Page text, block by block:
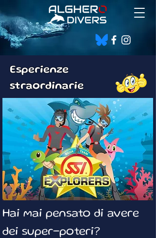
Esperienze
straordinarie
Hai mai pensato di avere
dei super-poteri?